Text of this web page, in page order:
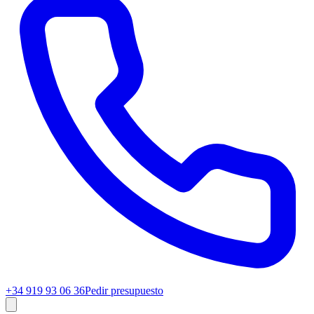
+34 919 93 06 36Pedir presupuesto